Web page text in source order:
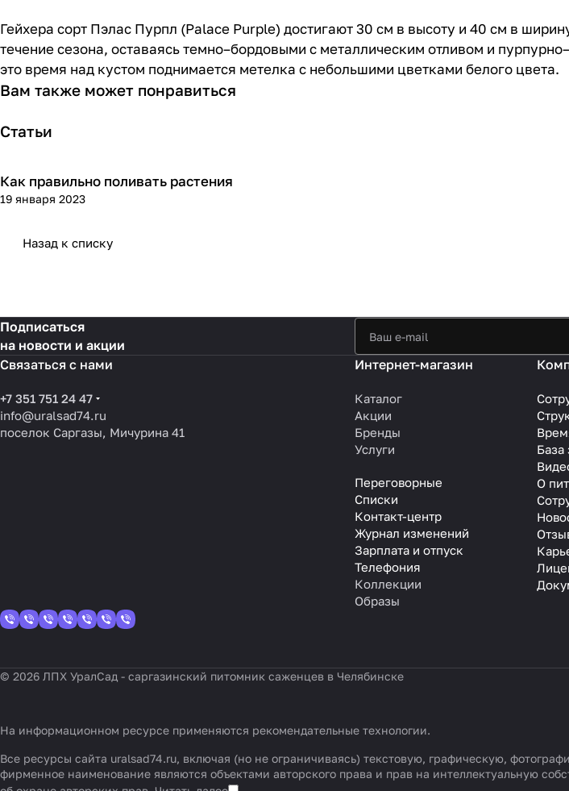
Гейхера сорт Пэлас Пурпл (Palace Purple) достигают 30 см в высоту и 40 см в
течение сезона, оставаясь темно–бордовыми с металлическим отливом и
это время над кустом поднимается метелка с небольшими цветками белого цвета.
Вам также может понравиться
Статьи
Посадка и уход
Как правильно поливать растения
19 января 2023
Назад к списку
Подписаться
на новости и акции
Связаться с нами
+7 351 751 24 47
info@uralsad74.ru
поселок Саргазы, Мичурина 41
Интернет-магазин
Каталог
Акции
Бренды
Услуги
Переговорные
Списки
Контакт-центр
Журнал изменений
Зарплата и отпуск
Телефония
Коллекции
Образы
База
О
© 2026 ЛПХ УралСад - саргазинский питомник саженцев в Челябинске
На информационном ресурсе применяются рекомендательные технологии.
Все ресурсы сайта uralsad74.ru, включая (но не ограничиваясь) текстовую, графическую,
фирменное наименование являются объектами авторского права и прав на интеллектуальную